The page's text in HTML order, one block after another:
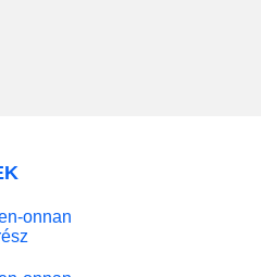
onnan